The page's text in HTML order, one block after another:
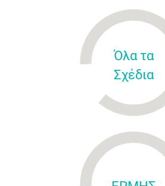
Όλα τα
Σχέδια